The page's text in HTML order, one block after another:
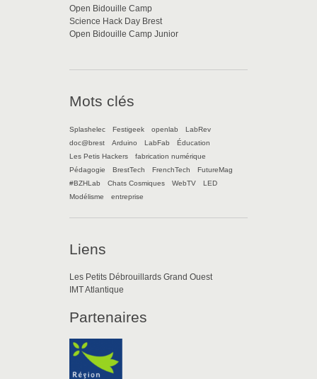
Open Bidouille Camp
Science Hack Day Brest
Open Bidouille Camp Junior
Mots clés
Splashelec Festigeek openlab
LabRev
doc@brest
Arduino LabFab
Éducation
Les Petis Hackers
fabrication numérique
Pédagogie
BrestTech FrenchTech
FutureMag
#BZHLab
Chats Cosmiques WebTV
LED
Modélisme
entreprise
Liens
Les Petits Débrouillards Grand Ouest
IMT Atlantique
Partenaires